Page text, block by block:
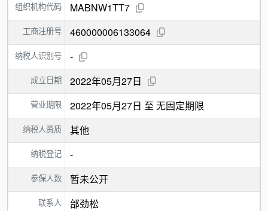
组织机构代码 MABNW1TT7
工商注册号 460000006133064
纳税人识别号 -
成立日期 2022年05月27日
营业期限 2022年05月27日 至 无固定期限
纳税人资质 其他
纳税登记 -
参保人数 暂未公开
联系人 邰劲松